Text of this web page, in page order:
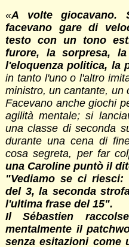
«A volte giocavano.
facevano gare di
testo con un tono
furore, la sorpresa,
l'eloquenza politica, la
in tanto l'uno o l'altro
ministro, un cantante, un
Facevano anche giochi
agilità mentale; si
una classe di seconda
durante una cena di
cosa segreta, per far
una Caroline puntò il
"Vediamo se ci
del 3, la seconda
l'ultima frase del 15".
Il Sébastien
mentalmente il
senza esitazioni come